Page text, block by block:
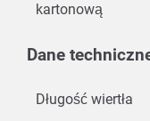
kartonową
Dane
Długość wiertła